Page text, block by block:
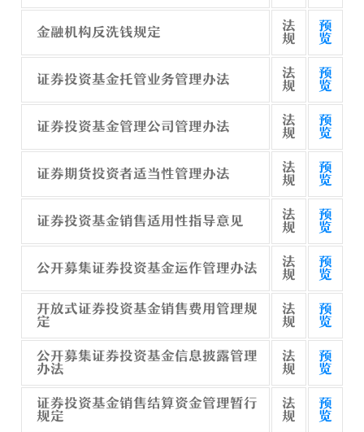
金融机构反洗钱规定
法
规
预
览
证券投资基金托管业务管理办法
法
规
预
览
证券投资基金管理公司管理办法
法
规
预
览
证券期货投资者适当性管理办法
法
规
预
览
证券投资基金销售适用性指导意见
法
规
预
览
公开募集证券投资基金运作管理办法
法
规
预
览
开放式证券投资基金销售费用管理规
定
法
规
预
览
公开募集证券投资基金信息披露管理
办法
法
规
预
览
证券投资基金销售结算资金管理暂行
规定
法
规
预
览